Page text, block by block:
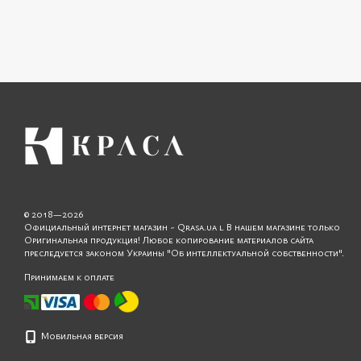
© 2018—2026
Официальный интернет магазин - Qrasa.ua l В нашем магазине только
Оригинальная продукция! Любое копирование материалов сайта
преследуется законом Украины "Об интеллектуальной собственности".
Принимаем к оплате
Мобильная версия